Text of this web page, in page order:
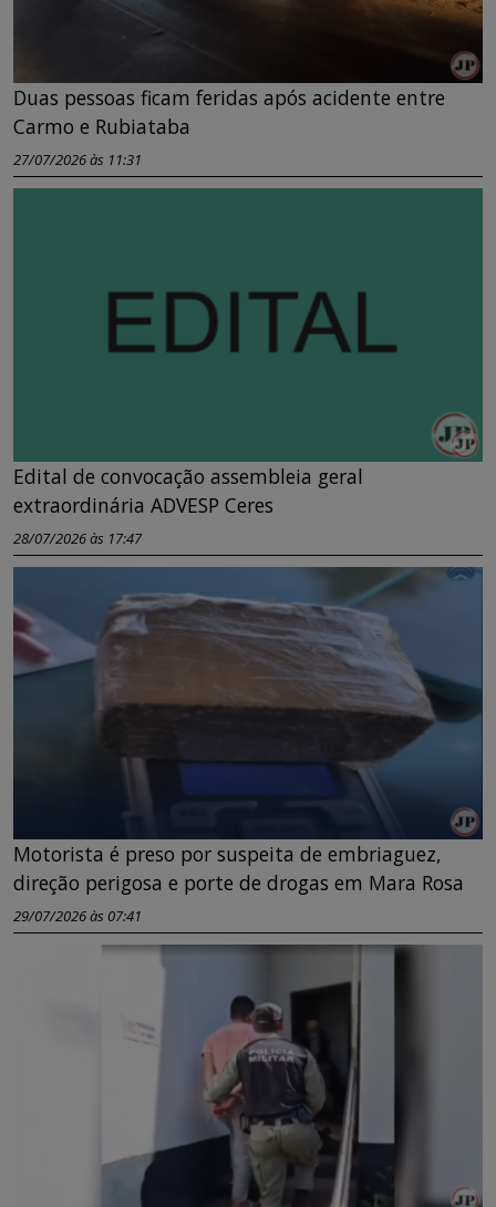
Duas pessoas ficam feridas após acidente entre
Carmo e Rubiataba
27/07/2026 às 11:31
Edital de convocação assembleia geral
extraordinária ADVESP Ceres
28/07/2026 às 17:47
Motorista é preso por suspeita de embriaguez,
direção perigosa e porte de drogas em Mara Rosa
29/07/2026 às 07:41